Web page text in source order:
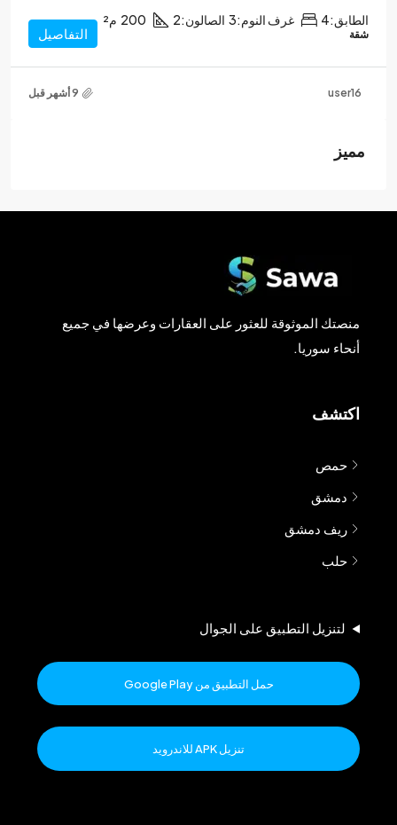
الطابق:4 غرف النوم:3 الصالون:2
200 م²
شقة التفاصيل
user16
مميز
منصتك الموثوقة للعثور على العقارات وعرضها في جميع
أنحاء سوريا.
اكتشف
حمص
دمشق
ريف دمشق
حلب
لتنزيل التطبيق على الجوال
حمل التطبيق من Google Play
تنزيل APK للاندرويد